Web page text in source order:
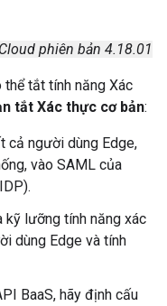
phiên bản 4.18.01
tắt tính năng Xác
tắt Xác thực cơ bản:
cả người dùng Edge,
vào SAML của
lưỡng tính năng xác
dùng Edge và tính
BaaS, hãy định cấu